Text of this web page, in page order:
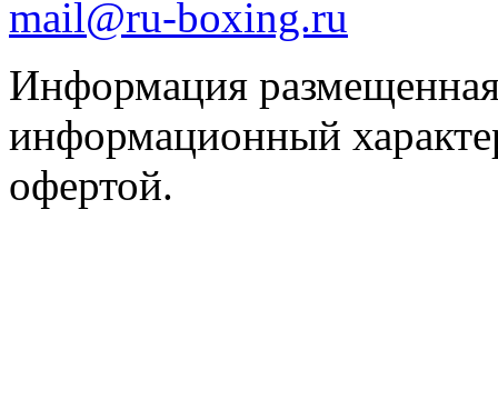
mail@ru-boxing.ru
Информация
информационный
офертой.